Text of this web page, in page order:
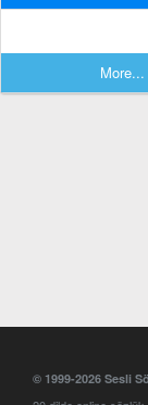
More...
© 1999-2026 Sesli